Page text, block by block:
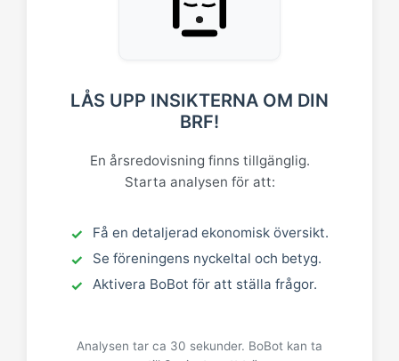
LÅS UPP INSIKTERNA OM DIN
BRF!
En årsredovisning finns tillgänglig.
Starta analysen för att:
Få en detaljerad ekonomisk översikt.
Se föreningens nyckeltal och betyg.
Aktivera BoBot för att ställa frågor.
Analysen tar ca 30 sekunder. BoBot kan ta